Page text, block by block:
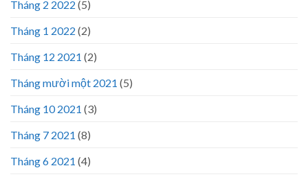
Tháng 2 2022 (5)
Tháng 1 2022 (2)
Tháng 12 2021 (2)
Tháng mười một 2021 (5)
Tháng 10 2021 (3)
Tháng 7 2021 (8)
Tháng 6 2021 (4)